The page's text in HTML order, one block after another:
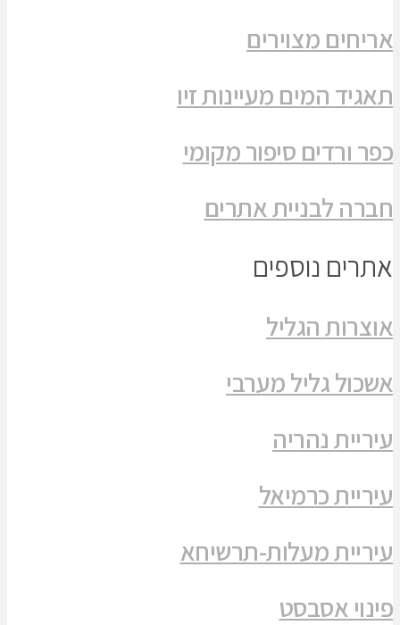
אריחים מצוירים
תאגיד המים מעיינות זיו
כפר ורדים סיפור מקומי
חברה לבניית אתרים
אתרים נוספים
אוצרות הגליל
אשכול גליל מערבי
עיריית נהריה
עיריית כרמיאל
עיריית מעלות-תרשיחא
פינוי אסבסט